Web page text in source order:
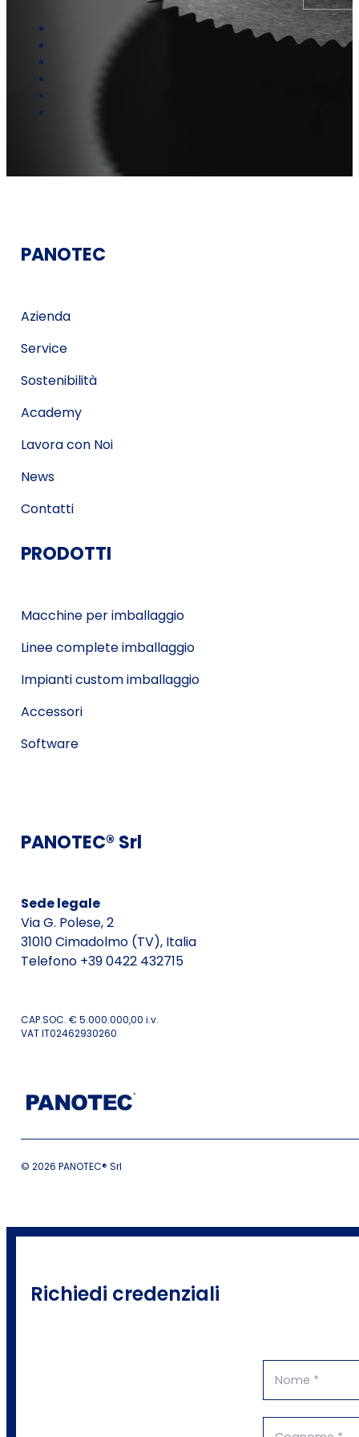
PANOTEC
Azienda
Service
Sostenibilità
Academy
Lavora con Noi
News
Contatti
PRODOTTI
Macchine per imballaggio
Linee complete imballaggio
Impianti custom imballaggio
Accessori
Software
PANOTEC® Srl
Sede legale
Via G. Polese, 2
31010 Cimadolmo (TV), Italia
Telefono +39 0422 432715
CAP.SOC. € 5.000.000,00 i.v.
VAT IT02462930260
© 2026 PANOTEC® Srl
Richiedi credenziali